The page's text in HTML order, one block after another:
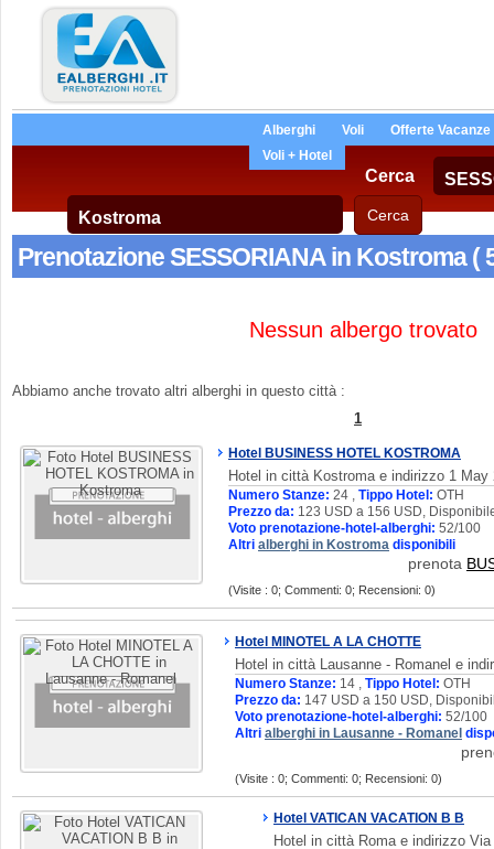
Alberghi Voli
Offerte Vacanze
Voli + Hotel
Cerca
Prenotazione SESSORIANA in Kostroma (
Nessun albergo trovato
Abbiamo anche trovato altri alberghi in questo città :
1
Hotel BUSINESS HOTEL KOSTROMA
Hotel in città Kostroma e indirizzo 1 May
Numero Stanze: 24 , Tippo Hotel: OTH
Prezzo da: 123 USD a 156 USD,
Voto prenotazione-hotel-alberghi: 52/100
Altri alberghi in Kostroma disponibili
prenota
(Visite : 0; Commenti: 0; Recensioni: 0)
Hotel MINOTEL A LA CHOTTE
Hotel in città Lausanne - Romanel e
Numero Stanze: 14 , Tippo Hotel: OTH
Prezzo da: 147 USD a 150 USD,
Voto prenotazione-hotel-alberghi: 52/100
Altri alberghi in Lausanne - Romanel
(Visite : 0; Commenti: 0; Recensioni: 0)
Hotel VATICAN VACATION B B
Hotel in città Roma e indirizzo